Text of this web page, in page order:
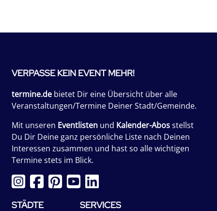
VERPASSE KEIN EVENT MEHR!
termine.de bietet Dir eine Übersicht über alle
Veranstaltungen/Termine Deiner Stadt/Gemeinde.
Mit unseren Eventlisten und Kalender-Abosstellst
Du Dir Deine ganz persönliche Liste nach Deinen
Interessen zusammen und hast so alle wichtigen
Termine stets im Blick.
STÄDTE SERVICES